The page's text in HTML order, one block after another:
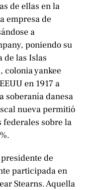
de ellas en la
empresa de
a
poniendo su
de las Islas
colonia yankee
en 1917 a
soberanía danesa
nueva permitió
federales sobre la
de
participada en
Stearns. Aquella